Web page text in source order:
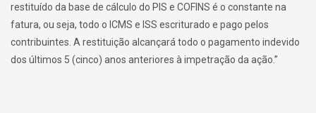
restituído da base de cálculo do PIS e COFINS é o constante na
fatura, ou seja, todo o ICMS e ISS escriturado e pago pelos
contribuintes. A restituição alcançará todo o pagamento indevido
dos últimos 5 (cinco) anos anteriores à impetração da ação.”